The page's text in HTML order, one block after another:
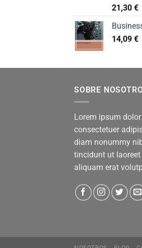
21,30 €
14,09 €
SOBRE
Lorem ipsum
consectetuer
diam nonummy
tincidunt ut
aliquam erat